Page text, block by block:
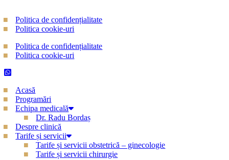
Politica de confidențialitate
Politica cookie-uri
Politica de confidențialitate
Politica cookie-uri
Acasă
Programări
Echipa medicală
Dr. Radu Bordaș
Despre clinică
Tarife și servicii
Tarife și servicii obstetrică – ginecologie
Tarife și servicii chirurgie